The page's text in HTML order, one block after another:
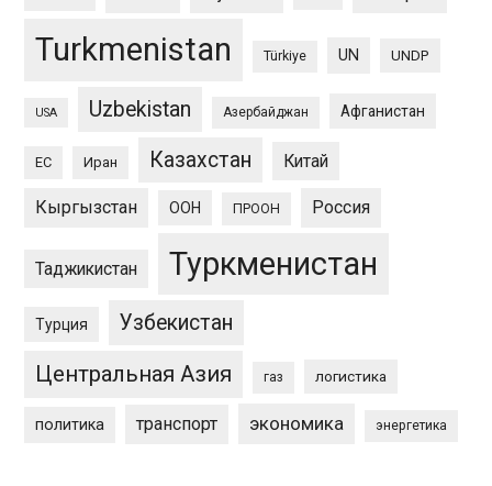
Turkmenistan Türkiye UN UNDP
USA Uzbekistan Азербайджан Афганистан
ЕС Иран Казахстан Китай
Кыргызстан ООН ПРООН Россия
Таджикистан Туркменистан
Турция Узбекистан
Центральная Азия газ логистика
политика транспорт экономика энергетика